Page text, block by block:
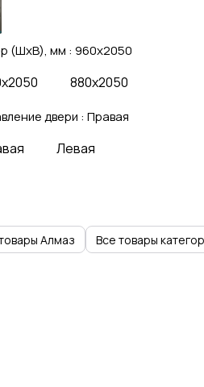
(ШхВ), мм : 960x2050
880x2050
двери : Правая
Левая
Алмаз Все товары